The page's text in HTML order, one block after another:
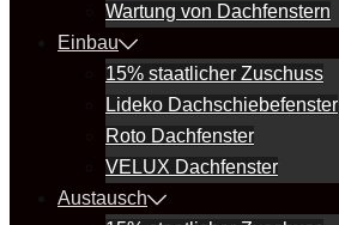
Wartung von Dachfenstern
Einbau
15% staatlicher Zuschuss
Lideko Dachschiebefenster
Roto Dachfenster
VELUX Dachfenster
Austausch